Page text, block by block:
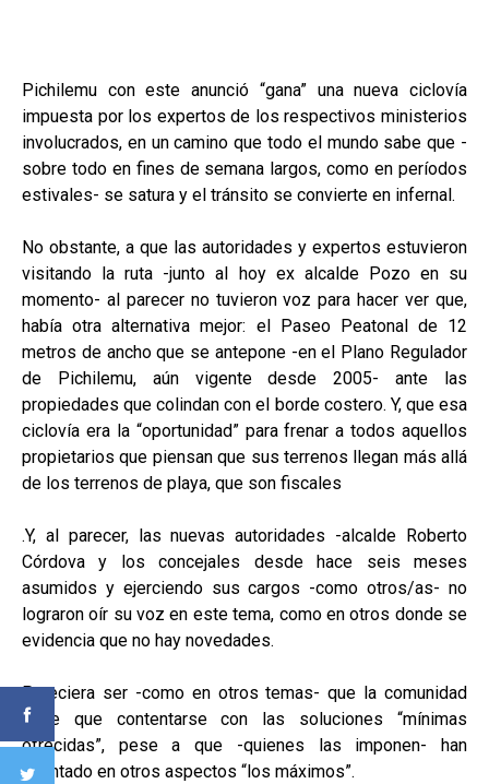
Pichilemu con este anunció “gana” una nueva ciclovía
impuesta por los expertos de los respectivos ministerios
involucrados, en un camino que todo el mundo sabe que -
sobre todo en fines de semana largos, como en períodos
estivales- se satura y el tránsito se convierte en infernal.
No obstante, a que las autoridades y expertos estuvieron
visitando la ruta -junto al hoy ex alcalde Pozo en su
momento- al parecer no tuvieron voz para hacer ver que,
había otra alternativa mejor: el Paseo Peatonal de 12
metros de ancho que se antepone -en el Plano Regulador
de Pichilemu, aún vigente desde 2005- ante las
propiedades que colindan con el borde costero. Y, que esa
ciclovía era la “oportunidad” para frenar a todos aquellos
propietarios que piensan que sus terrenos llegan más allá
de los terrenos de playa, que son fiscales
.Y, al parecer, las nuevas autoridades -alcalde Roberto
Córdova y los concejales desde hace seis meses
asumidos y ejerciendo sus cargos -como otros/as- no
lograron oír su voz en este tema, como en otros donde se
evidencia que no hay novedades.
Pareciera ser -como en otros temas- que la comunidad
tiene que contentarse con las soluciones “mínimas
ofrecidas”, pese a que -quienes las imponen- han
intentado en otros aspectos “los máximos”.